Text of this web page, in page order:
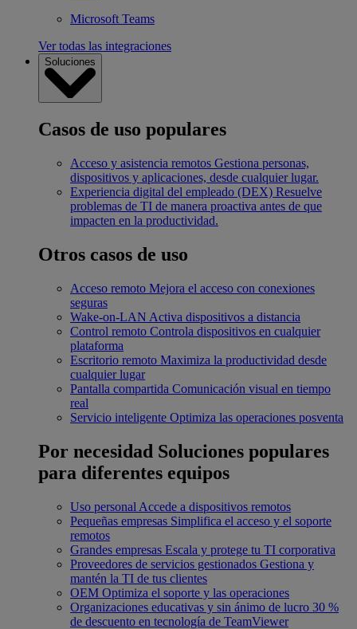
Microsoft Teams
Ver todas las integraciones
Soluciones
Casos de uso populares
Acceso y asistencia remotos Gestiona personas,
dispositivos y aplicaciones, desde cualquier lugar.
Experiencia digital del empleado (DEX) Resuelve
problemas de TI de manera proactiva antes de que
impacten en la productividad.
Otros casos de uso
Acceso remoto Mejora el acceso con conexiones
seguras
Wake-on-LAN Activa dispositivos a distancia
Control remoto Controla dispositivos en cualquier
plataforma
Escritorio remoto Maximiza la productividad desde
cualquier lugar
Pantalla compartida Comunicación visual en tiempo
real
Servicio inteligente Optimiza las operaciones posventa
Por necesidad Soluciones populares
para diferentes equipos
Uso personal Accede a dispositivos remotos
Pequeñas empresas Simplifica el acceso y el soporte
remotos
Grandes empresas Escala y protege tu TI corporativa
Proveedores de servicios gestionados Gestiona y
mantén la TI de tus clientes
OEM Optimiza el soporte y las operaciones
Organizaciones educativas y sin ánimo de lucro 30 %
de descuento en tecnología de TeamViewer